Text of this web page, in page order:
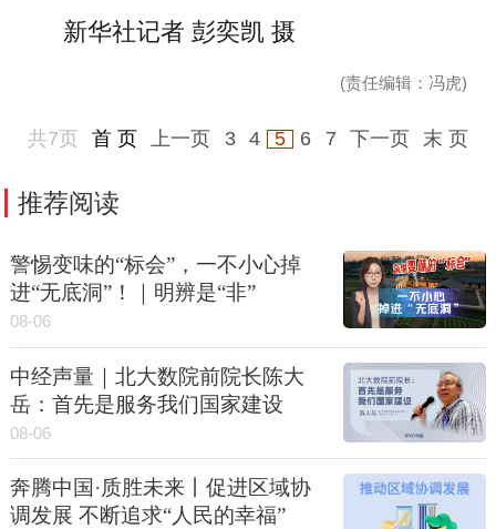
新华社记者 彭奕凯 摄
(责任编辑：冯虎)
共7页 首 页 上一页 3 4 5 6 7 下一页 末 页
推荐阅读
警惕变味的“标会”，一不小心掉
进“无底洞”！｜明辨是“非”
08-06
中经声量｜北大数院前院长陈大
岳：首先是服务我们国家建设
08-06
奔腾中国·质胜未来丨促进区域协
调发展 不断追求“人民的幸福”